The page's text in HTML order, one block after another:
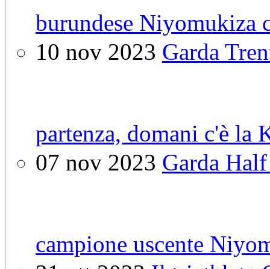
burundese Niyomukiza
10 nov 2023 Garda
partenza, domani c'è la
07 nov 2023 Garda
campione uscente